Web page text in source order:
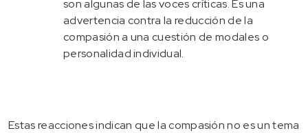
son algunas de las voces críticas. Es una
advertencia contra la reducción de la
compasión a una cuestión de modales o
personalidad individual.
Estas reacciones indican que la compasión no es un tema